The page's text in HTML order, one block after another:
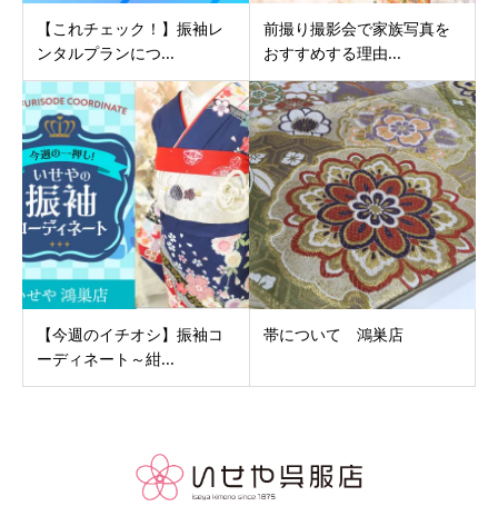
【これチェック！】振袖レ
ンタルプランにつ...
前撮り撮影会で家族写真を
おすすめする理由...
【今週のイチオシ】振袖コ
ーディネート～紺...
帯について 鴻巣店